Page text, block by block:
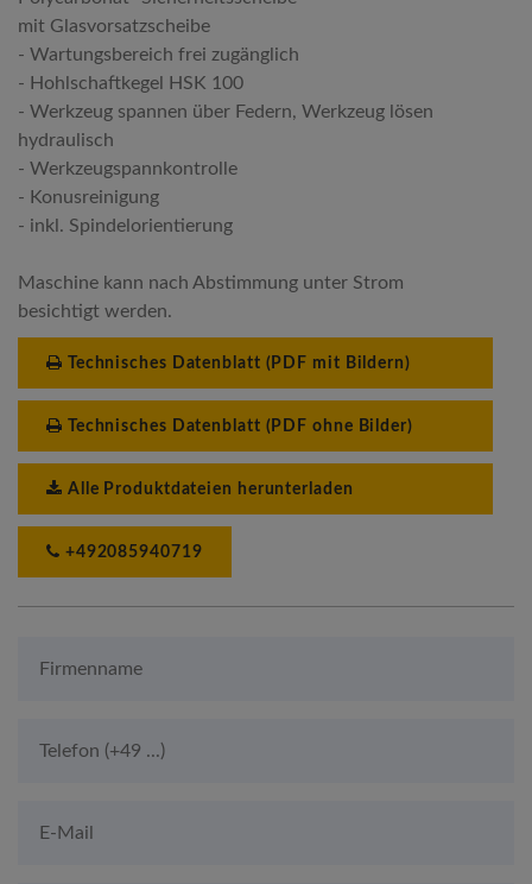
mit Glasvorsatzscheibe
- Wartungsbereich frei zugänglich
- Hohlschaftkegel HSK 100
- Werkzeug spannen über Federn, Werkzeug lösen
hydraulisch
- Werkzeugspannkontrolle
- Konusreinigung
- inkl. Spindelorientierung
Maschine kann nach Abstimmung unter Strom
besichtigt werden.
Technisches Datenblatt (PDF mit Bildern)
Technisches Datenblatt (PDF ohne Bilder)
Alle Produktdateien herunterladen
+492085940719